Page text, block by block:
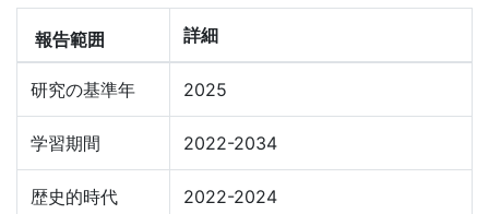
報告範囲 詳細
研究の基準年 2025
学習期間 2022-2034
歴史的時代 2022-2024